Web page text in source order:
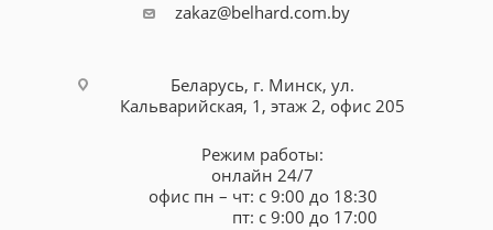
zakaz@belhard.com.by
Беларусь, г. Минск, ул.
Кальварийская, 1, этаж 2, офис 205
Режим работы:
онлайн 24/7
офис пн – чт: с 9:00 до 18:30
пт: с 9:00 до 17:00